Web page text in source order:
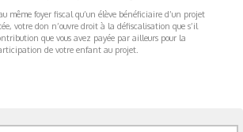
même foyer fiscal qu’un élève bénéficiaire d’un projet
votre don n’ouvre droit à la défiscalisation que s’il
que vous avez payée par ailleurs pour la
de votre enfant au projet.